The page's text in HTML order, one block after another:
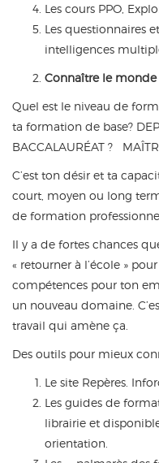
Les cours PPO,
Les questionnaires
intelligences
Connaître le monde
Quel est le niveau de
ta formation de base?
BACCALAURÉAT ?
C’est ton désir et ta
court, moyen ou long
de formation
Il y a de fortes chances
« retourner à l’école »
compétences pour ton
un nouveau domaine.
travail qui amène ça.
Des outils pour mieux
Le site Repères.
Les guides de
librairie et
orientation.